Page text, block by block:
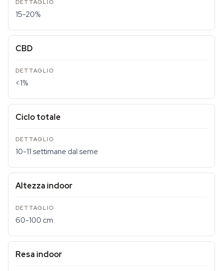
15-20%
CBD
<1%
Ciclo totale
10-11 settimane dal seme
Altezza indoor
60-100 cm
Resa indoor